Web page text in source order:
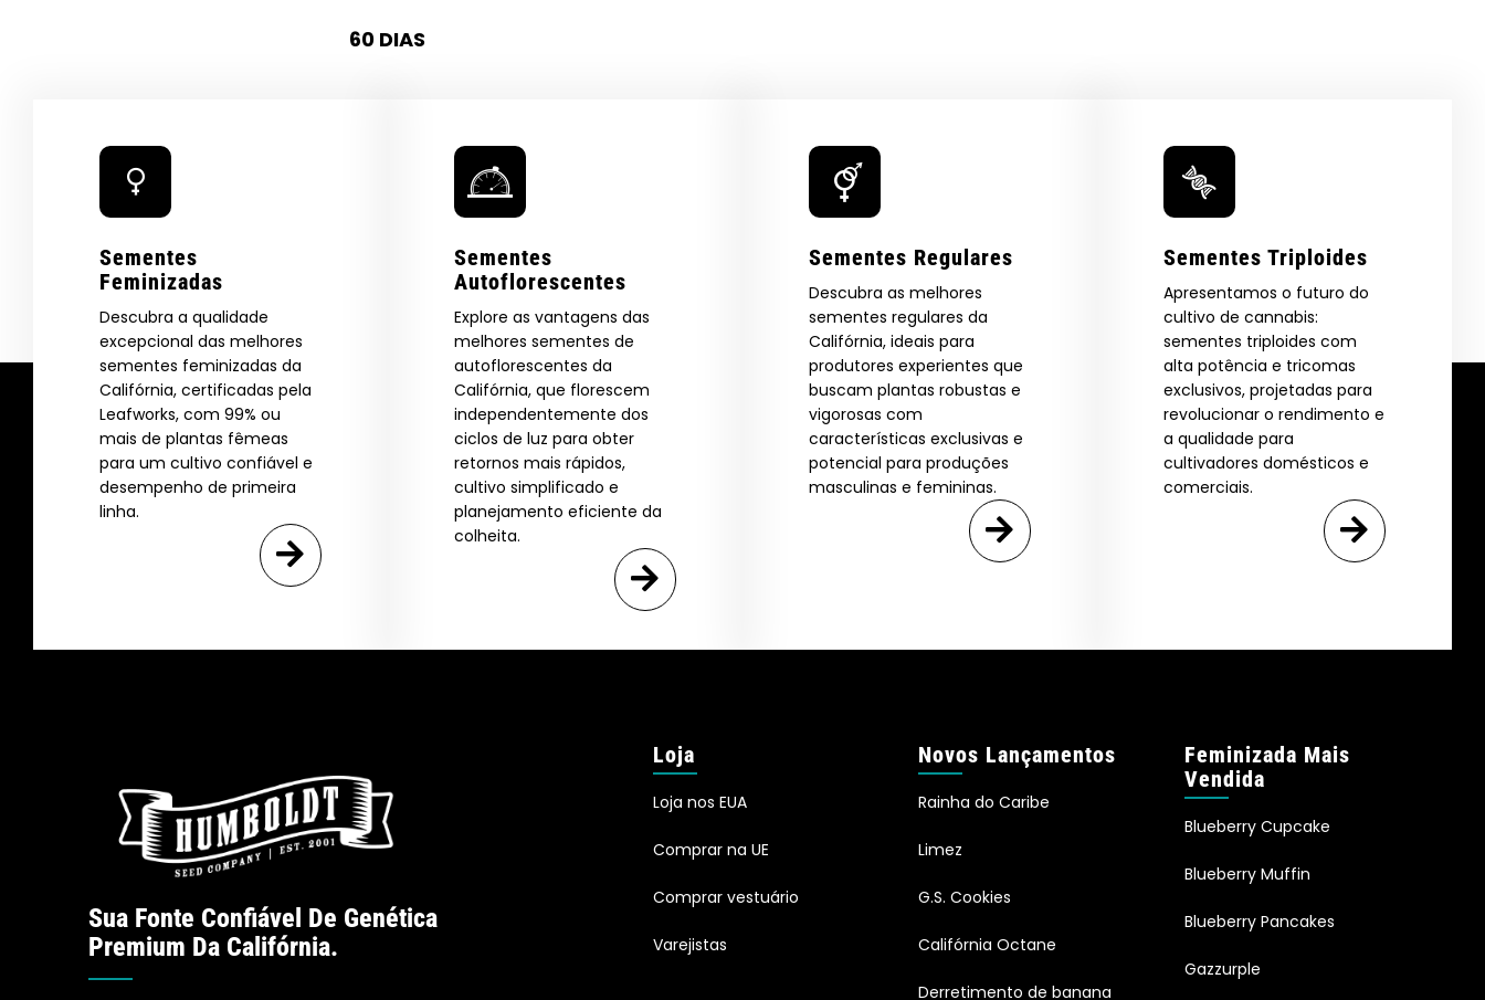
60 DIAS
Sementes
Feminizadas
Descubra a qualidade
excepcional das melhores
sementes feminizadas da
Califórnia, certificadas pela
Leafworks, com 99% ou
mais de plantas fêmeas
para um cultivo confiável e
desempenho de primeira
linha.
Sementes
Autoflorescentes
Explore as vantagens das
melhores sementes de
autoflorescentes da
Califórnia, que florescem
independentemente dos
ciclos de luz para obter
retornos mais rápidos,
cultivo simplificado e
planejamento eficiente da
colheita.
Sementes Regulares
Descubra as melhores
sementes regulares da
Califórnia, ideais para
produtores experientes que
buscam plantas robustas e
vigorosas com
características exclusivas e
potencial para produções
masculinas e femininas.
Sementes Triploides
Apresentamos o futuro do
cultivo de cannabis:
sementes triploides com
alta potência e tricomas
exclusivos, projetadas para
revolucionar o rendimento e
a qualidade para
cultivadores domésticos e
comerciais.
Sua Fonte Confiável De Genética
Premium Da Califórnia.
Loja
Loja nos EUA
Comprar na UE
Comprar vestuário
Varejistas
Novos Lançamentos
Rainha do Caribe
Limez
G.S. Cookies
Califórnia Octane
Derretimento de banana
Feminizada Mais
Vendida
Blueberry Cupcake
Blueberry Muffin
Blueberry Pancakes
Gazzurple